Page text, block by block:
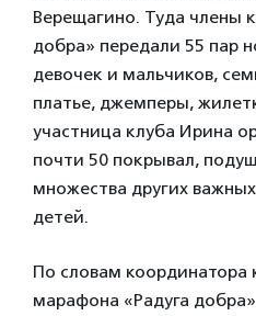
Верещагино. Туда члены
добра» передали 55 пар
девочек и мальчиков,
платье, джемперы,
участница клуба Ирина
почти 50 покрывал,
множества других
детей.
По словам координатора
марафона «Радуга